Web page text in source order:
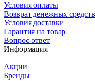
Условия оплаты
Возврат денежных средств
Условия доставки
Гарантия на товар
Вопрос-ответ
Информация
Акции
Бренды